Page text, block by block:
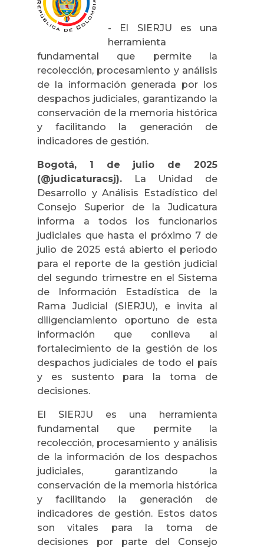
- El SIERJU es una
herramienta
fundamental que permite la
recolección, procesamiento y análisis
de la información generada por los
despachos judiciales, garantizando la
conservación de la memoria histórica
y facilitando la generación de
indicadores de gestión.
Bogotá, 1 de julio de 2025
(@judicaturacsj). La Unidad de
Desarrollo y Análisis Estadístico del
Consejo Superior de la Judicatura
informa a todos los funcionarios
judiciales que hasta el próximo 7 de
julio de 2025 está abierto el periodo
para el reporte de la gestión judicial
del segundo trimestre en el Sistema
de Información Estadística de la
Rama Judicial (SIERJU), e invita al
diligenciamiento oportuno de esta
información que conlleva al
fortalecimiento de la gestión de los
despachos judiciales de todo el país
y es sustento para la toma de
decisiones.
El SIERJU es una herramienta
fundamental que permite la
recolección, procesamiento y análisis
de la información de los despachos
judiciales, garantizando la
conservación de la memoria histórica
y facilitando la generación de
indicadores de gestión. Estos datos
son vitales para la toma de
decisiones por parte del Consejo